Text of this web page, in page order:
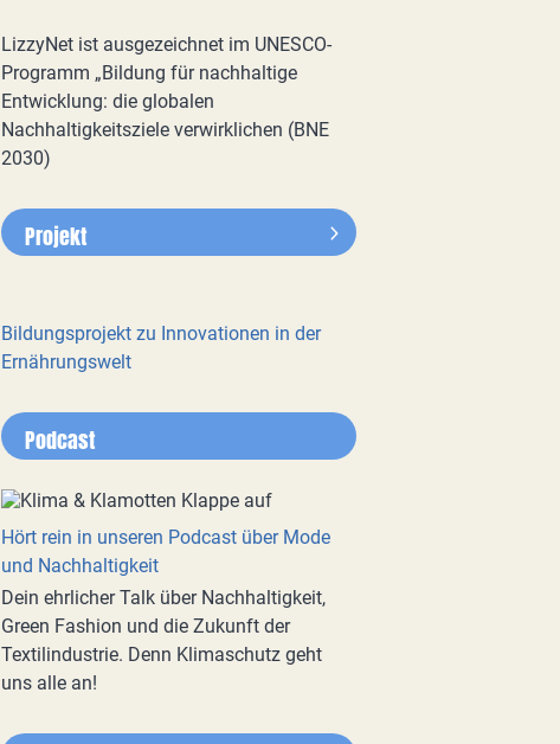
LizzyNet ist ausgezeichnet im UNESCO-
Programm „Bildung für nachhaltige
Entwicklung: die globalen
Nachhaltigkeitsziele verwirklichen (BNE
2030)
Projekt
Bildungsprojekt zu Innovationen in der
Ernährungswelt
Podcast
Hört rein in unseren Podcast über Mode
und Nachhaltigkeit
Dein ehrlicher Talk über Nachhaltigkeit,
Green Fashion und die Zukunft der
Textilindustrie. Denn Klimaschutz geht
uns alle an!